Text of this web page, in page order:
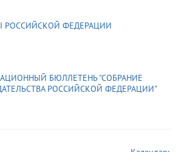
РОССИЙСКОЙ ФЕДЕРАЦИИ
БЮЛЛЕТЕНЬ "СОБРАНИЕ
РОССИЙСКОЙ ФЕДЕРАЦИИ"